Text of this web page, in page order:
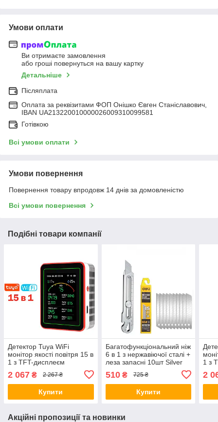
Умови оплати
Ви отримаєте замовлення
або гроші повернуться на вашу картку
Детальніше
Післяплата
Оплата за реквізитами ФОП Онішко Євген Станіславович,
IBAN UA213220010000026009310099581
Готівкою
Всі умови оплати
Умови повернення
Повернення товару впродовж 14 днів за домовленістю
Всі умови повернення
Подібні товари компанії
Детектор Tuya WiFi
монітор якості повітря 15 в
1 з TFT-дисплеєм
Аналізатор з керуванням
через додаток Білий
2 067 ₴ 2 267 ₴
Купити
Багатофункціональний ніж
6 в 1 з нержавіючої сталі +
леза запасні 10шт Silver
510₴ 725 ₴
Купити
1 з
2
Акційні пропозиції та новинки